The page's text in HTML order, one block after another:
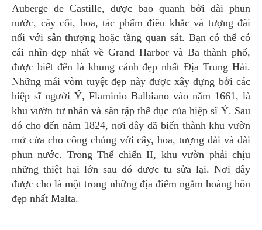
Auberge de Castille, được bao quanh bởi đài phun
nước, cây cối, hoa, tác phẩm điêu khắc và tượng đài
nối với sân thượng hoặc tầng quan sát. Bạn có thể có
cái nhìn đẹp nhất về Grand Harbor và Ba thành phố,
được biết đến là khung cảnh đẹp nhất Địa Trung Hải.
Những mái vòm tuyệt đẹp này được xây dựng bởi các
hiệp sĩ người Ý, Flaminio Balbiano vào năm 1661, là
khu vườn tư nhân và sân tập thể dục của hiệp sĩ Ý. Sau
đó cho đến năm 1824, nơi đây đã biến thành khu vườn
mở cửa cho công chúng với cây, hoa, tượng đài và đài
phun nước. Trong Thế chiến II, khu vườn phải chịu
những thiệt hại lớn sau đó được tu sửa lại. Nơi đây
được cho là một trong những địa điểm ngắm hoàng hôn
đẹp nhất Malta.